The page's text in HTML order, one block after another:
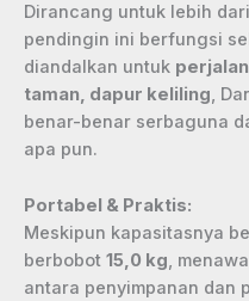
Dirancang untuk lebih
pendingin ini berfungsi
diandalkan untuk
taman, dapur keliling,
benar-benar serbaguna
apa pun.
Portabel & Praktis:
Meskipun kapasitasnya
berbobot 15,0 kg ,
antara penyimpanan dan